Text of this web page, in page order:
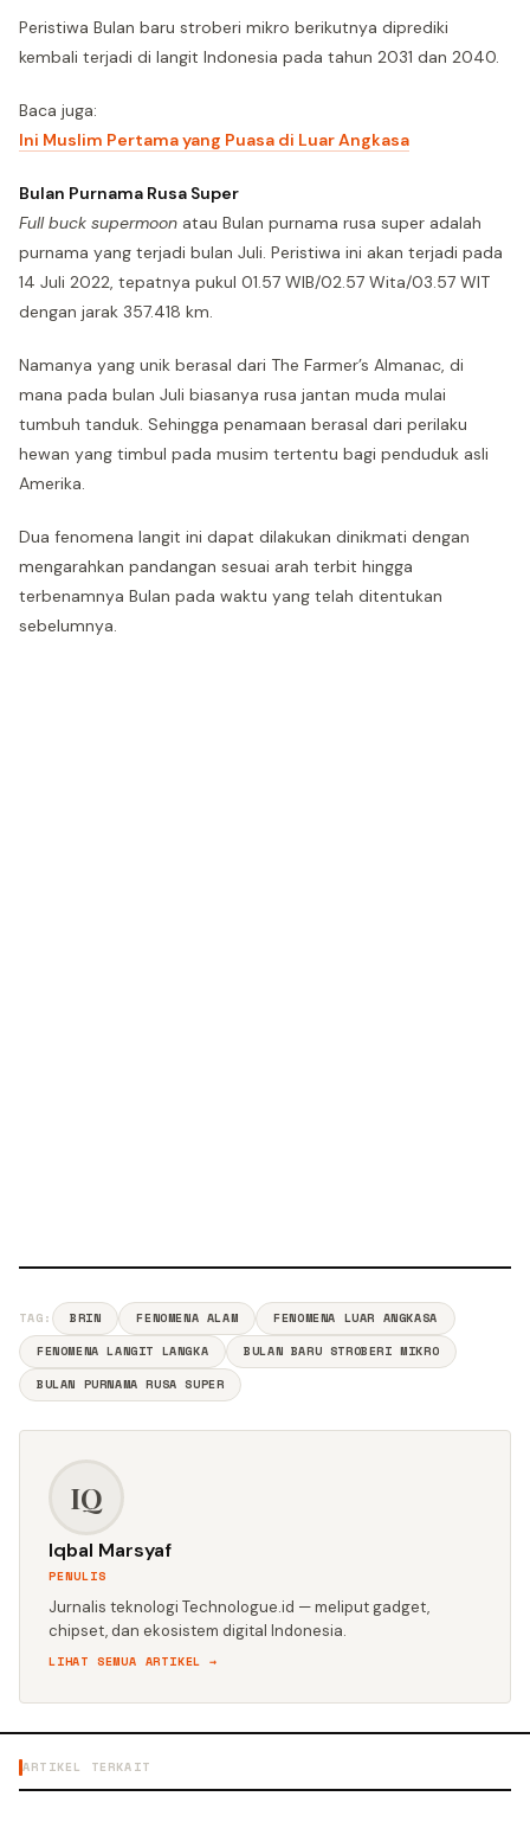
Peristiwa Bulan baru stroberi mikro berikutnya diprediki
kembali terjadi di langit Indonesia pada tahun 2031 dan 2040.
Baca juga:
Ini Muslim Pertama yang Puasa di Luar Angkasa
Bulan Purnama Rusa Super
Full buck supermoon atau Bulan purnama rusa super adalah
purnama yang terjadi bulan Juli. Peristiwa ini akan terjadi pada
14 Juli 2022, tepatnya pukul 01.57 WIB/02.57 Wita/03.57 WIT
dengan jarak 357.418 km.
Namanya yang unik berasal dari The Farmer’s Almanac, di
mana pada bulan Juli biasanya rusa jantan muda mulai
tumbuh tanduk. Sehingga penamaan berasal dari perilaku
hewan yang timbul pada musim tertentu bagi penduduk asli
Amerika.
Dua fenomena langit ini dapat dilakukan dinikmati dengan
mengarahkan pandangan sesuai arah terbit hingga
terbenamnya Bulan pada waktu yang telah ditentukan
sebelumnya.
TAG: BRIN FENOMENA ALAM
FENOMENA LUAR ANGKASA
FENOMENA LANGIT LANGKA
BULAN BARU STROBERI MIKRO
BULAN PURNAMA RUSA SUPER
IQ
Iqbal Marsyaf
PENULIS
Jurnalis teknologi Technologue.id — meliput gadget,
chipset, dan ekosistem digital Indonesia.
LIHAT SEMUA ARTIKEL →
ARTIKEL TERKAIT